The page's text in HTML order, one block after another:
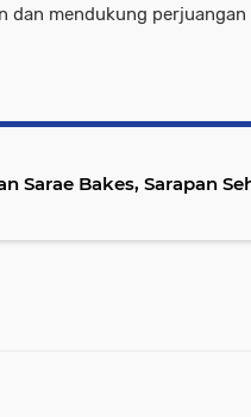
dan mendukung perjuangan
Sarae Bakes, Sarapan